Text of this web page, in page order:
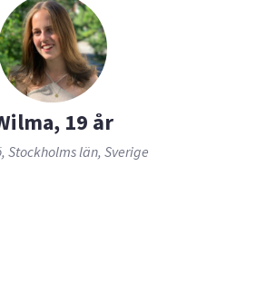
19 år
Stockholms län, Sverige